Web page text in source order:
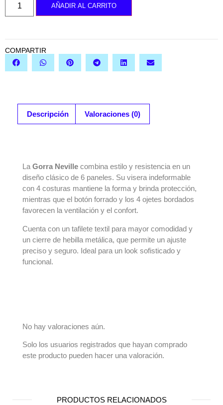
AÑADIR AL CARRITO
COMPARTIR
Descripción Valoraciones (0)
La Gorra Neville combina estilo y resistencia en un
diseño clásico de 6 paneles. Su visera indeformable
con 4 costuras mantiene la forma y brinda protección,
mientras que el botón forrado y los 4 ojetes bordados
favorecen la ventilación y el confort.
Cuenta con un tafilete textil para mayor comodidad y
un cierre de hebilla metálica, que permite un ajuste
preciso y seguro. Ideal para un look sofisticado y
funcional.
No hay valoraciones aún.
Solo los usuarios registrados que hayan comprado
este producto pueden hacer una valoración.
PRODUCTOS RELACIONADOS